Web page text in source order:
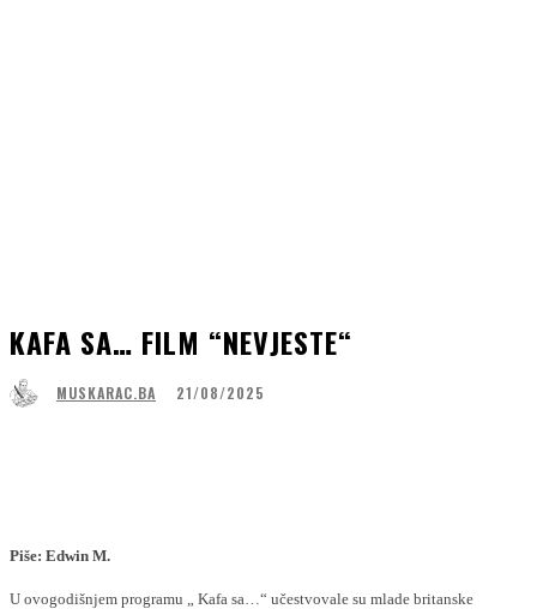
KAFA SA… FILM “NEVJESTE“
MUSKARAC.BA 21/08/2025
Piše: Edwin M.
U ovogodišnjem programu „ Kafa sa…“ učestvovale su mlade britanske